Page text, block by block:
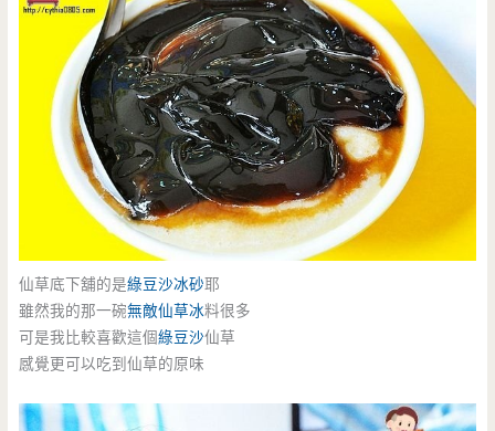
仙草底下舖的是綠豆沙冰砂耶
雖然我的那一碗無敵仙草冰料很多
可是我比較喜歡這個綠豆沙仙草
感覺更可以吃到仙草的原味